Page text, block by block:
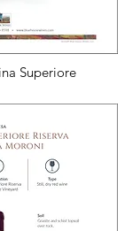
Superiore